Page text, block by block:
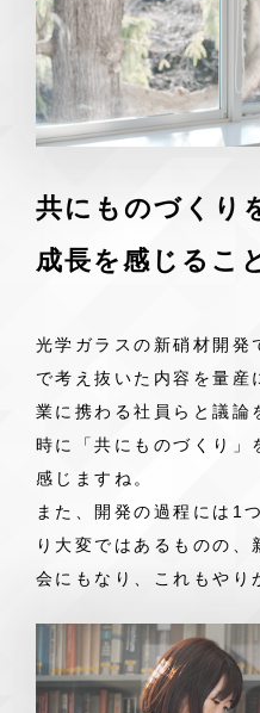
共にものづくり
成長を感じるこ
光学ガラスの新硝材開発
で考え抜いた内容を量産
業に携わる社員らと議論
時に「共にものづくり」
感じますね。
また、開発の過程には1
り大変ではあるものの
会にもなり、これもやり